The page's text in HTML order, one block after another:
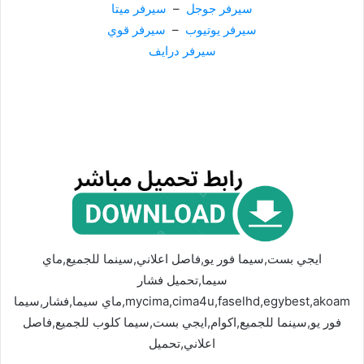
سيرفر جوجل – سيرفر ميتا
سيرفر يوتيوب – سيرفر قوي
سيرفر درايف
ايجي بست,سيما فور يو,فاصل اعلاني,سينما للجميع,ماي
سيما,تحميل فشار
mycima,cima4u,faselhd,egybest,akoam,ماي سيما,فشار,سيما
فور يو,سينما للجميع,اكوام,ايجي بست,سيما كلوب للجميع,فاصل
اعلاني,تحميل